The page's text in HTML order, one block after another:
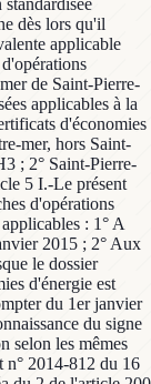
dès lors qu'il
applicable
de Saint-Pierre-
applicables à la
d'économies
mer, hors Saint-
; 2° Saint-Pierre-
5 I.-Le présent
d'opérations
: 1° A
2015 ; 2° Aux
le dossier
d'énergie est
du 1er janvier
du signe
selon les mêmes
n° 2014-812 du 16